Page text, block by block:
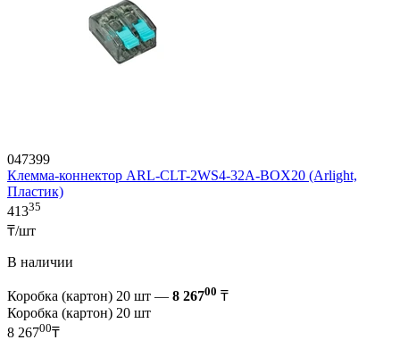
047399
Клемма-коннектор ARL-CLT-2WS4-32A-BOX20 (Arlight,
Пластик)
41335
₸/шт
В наличии
Коробка (картон) 20 шт — 8 26700 ₸
Коробка (картон) 20 шт
8 26700₸